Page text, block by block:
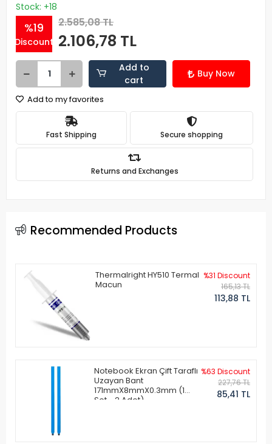
Stock: +18
%19
Discount
2.585,08 TL
2.106,78 TL
Add to
cart
Buy Now
Add to my favorites
Fast Shipping Secure shopping
Returns and Exchanges
Recommended Products
Thermalright HY510 Termal
Macun
%31 Discount
165,13 TL
113,88 TL
Notebook Ekran Çift Taraflı
Uzayan Bant
171mmX8mmX0.3mm (1
Set - 2 Adet)
%63 Discount
227,76 TL
85,41 TL